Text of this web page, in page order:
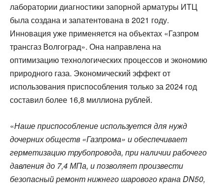
лаборатории диагностики запорной арматуры ИТЦ
была создана и запатентована в 2021 году.
Инновация уже применяется на объектах «Газпром
трансгаз Волгоград». Она направлена на
оптимизацию технологических процессов и экономию
природного газа. Экономический эффект от
использования приспособления только за 2024 год
составил более 16,8 миллиона рублей.
«Наше приспособление используется для нужд
дочерних обществ «Газпрома» и обеспечивает
герметизацию трубопровода, при наличии рабочего
давления до 7,4 МПа, и позволяет произвести
безопасный ремонт нижнего шарового крана DN50,